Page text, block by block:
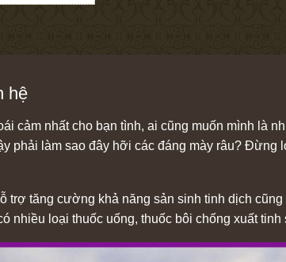
hệ
cảm nhất cho bạn tình, ai cũng muốn mình là
phải làm sao đây hỡi các đáng mày râu? Đừng
tăng cường khả năng sản sinh tinh dịch cũng
loại thuốc uống, thuốc bôi chống xuất